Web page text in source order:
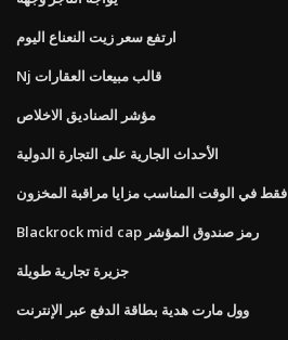
ارتفع سعر زيت النعناع اليوم
Nj قالب مبيعات العقارات
مؤشر الصناديق الاخلاص
الأحداث الجارية على التجارة الدولية
فقط في الوقت المناسب مزايا مراقبة المخزون
Blackrock mid cap رمز صندوق المؤشر
جزيرة تجارية طويلة
وول مارت هدية بطاقة الدفع عبر الإنترنت